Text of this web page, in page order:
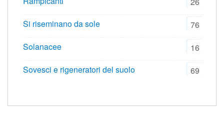
Si riseminano da sole
76
Solanacee
16
Sovesci e rigeneratori del suolo
69